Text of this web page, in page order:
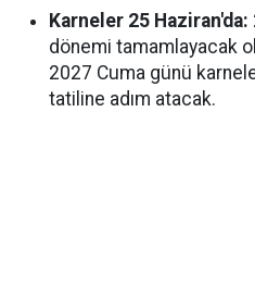
Karneler 25 Haziran'da:
dönemi tamamlayacak
2027 Cuma günü
tatiline adım atacak.